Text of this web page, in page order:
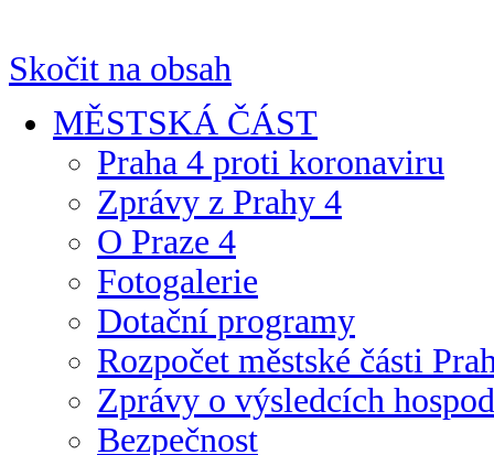
Skočit na obsah
MĚSTSKÁ ČÁST
Praha 4 proti koronaviru
Zprávy z Prahy 4
O Praze 4
Fotogalerie
Dotační programy
Rozpočet městské části
Zprávy o výsledcích
Bezpečnost